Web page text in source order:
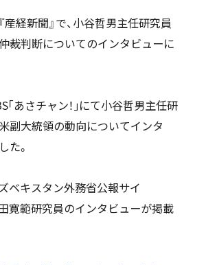
経新聞』で、小谷哲男主任研究員
裁判断についてのインタビューに
あさチャン！｣にて小谷哲男主任研
副大統領の動向についてインタ
た。
ベキスタン外務省公報サイ
寛範研究員のインタビューが掲載